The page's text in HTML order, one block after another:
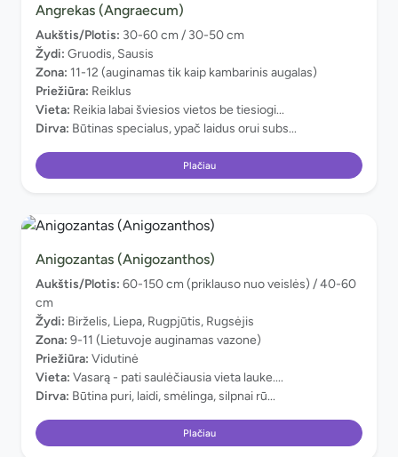
Angrekas (Angraecum)
Aukštis/Plotis: 30-60 cm / 30-50 cm
Žydi: Gruodis, Sausis
Zona: 11-12 (auginamas tik kaip kambarinis augalas)
Priežiūra: Reiklus
Vieta: Reikia labai šviesios vietos be tiesiogi...
Dirva: Būtinas specialus, ypač laidus orui subs...
Plačiau
Anigozantas (Anigozanthos)
Aukštis/Plotis: 60-150 cm (priklauso nuo veislės) / 40-60
cm
Žydi: Birželis, Liepa, Rugpjūtis, Rugsėjis
Zona: 9-11 (Lietuvoje auginamas vazone)
Priežiūra: Vidutinė
Vieta: Vasarą - pati saulėčiausia vieta lauke....
Dirva: Būtina puri, laidi, smėlinga, silpnai rū...
Plačiau